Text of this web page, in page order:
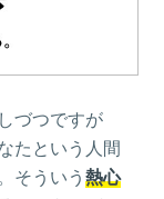
づつですが
たという人間
そういう 熱心